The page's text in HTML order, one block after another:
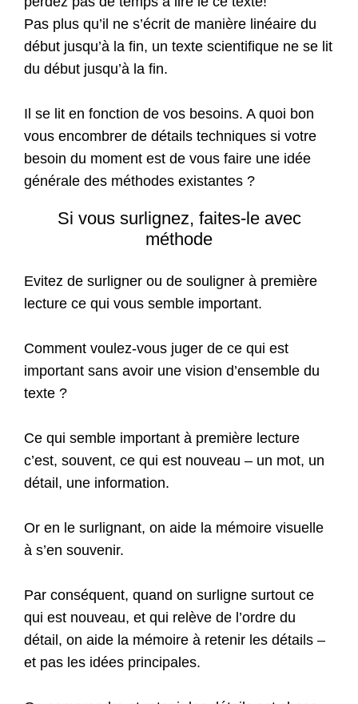
Pas plus qu’il ne s’écrit de manière linéaire du
début jusqu’à la fin, un texte scientifique ne se lit
du début jusqu’à la fin.
Il se lit en fonction de vos besoins. A quoi bon
vous encombrer de détails techniques si votre
besoin du moment est de vous faire une idée
générale des méthodes existantes ?
Si vous surlignez, faites-le avec
méthode
Evitez de surligner ou de souligner à première
lecture ce qui vous semble important.
Comment voulez-vous juger de ce qui est
important sans avoir une vision d’ensemble du
texte ?
Ce qui semble important à première lecture
c’est, souvent, ce qui est nouveau – un mot, un
détail, une information.
Or en le surlignant, on aide la mémoire visuelle
à s’en souvenir.
Par conséquent, quand on surligne surtout ce
qui est nouveau, et qui relève de l’ordre du
détail, on aide la mémoire à retenir les détails –
et pas les idées principales.